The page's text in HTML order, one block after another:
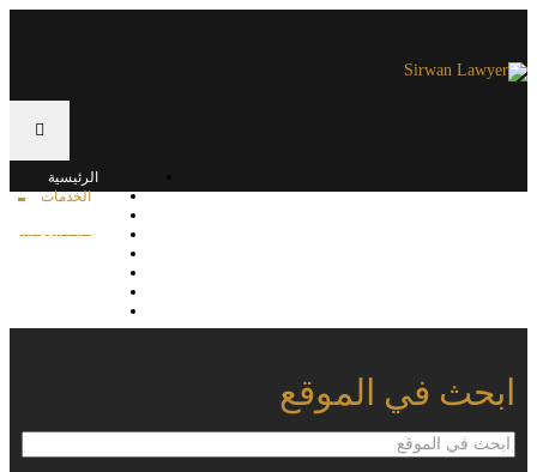
الرئيسية
الخدمات
القرارات القضائية
ابحث في الموقع
ابحث
في